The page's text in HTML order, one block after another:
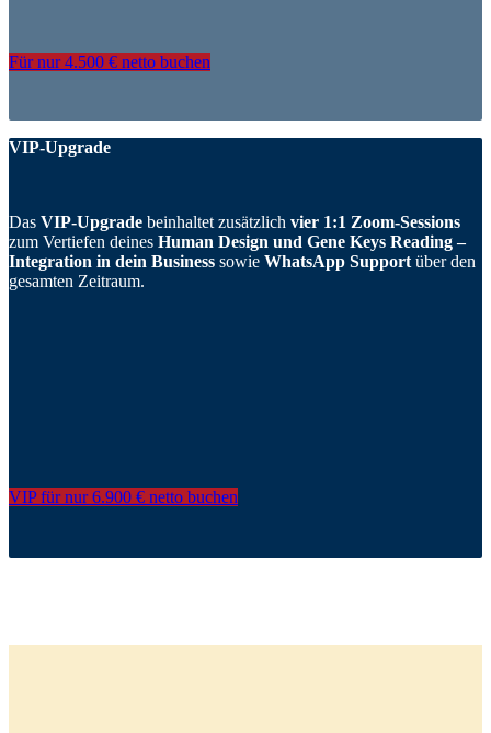
Für nur 4.500 € netto buchen
VIP-Upgrade
Das VIP-Upgrade beinhaltet zusätzlich vier 1:1 Zoom-Sessions
zum Vertiefen deines Human Design und Gene Keys Reading –
Integration in dein Business sowie WhatsApp Support über den
gesamten Zeitraum.
VIP für nur 6.900 € netto buchen